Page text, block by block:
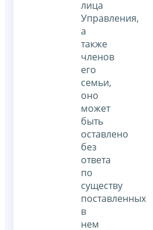
лица
Управления,
а
также
членов
его
семьи,
оно
может
быть
оставлено
без
ответа
по
существу
поставленных
в
нем